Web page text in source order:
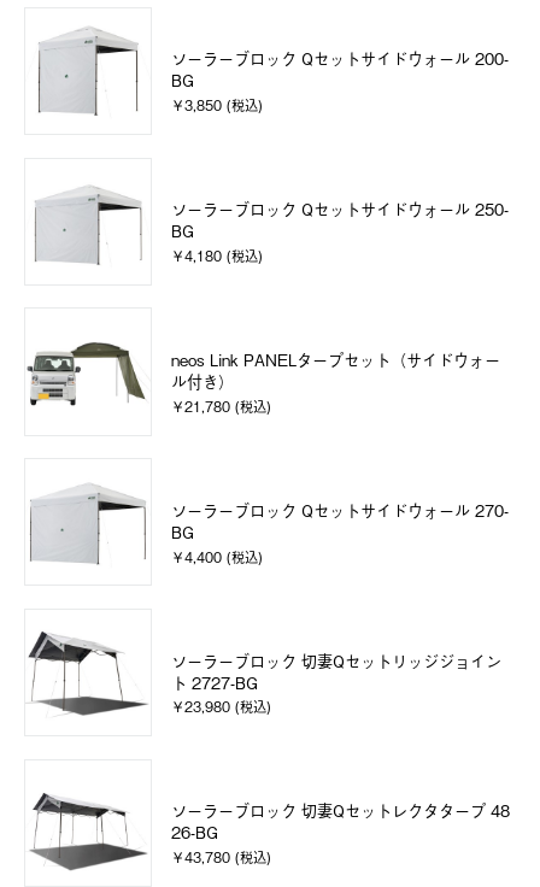
ソーラーブロック Qセットサイドウォール 200-
BG
￥3,850 (税込)
ソーラーブロック Qセットサイドウォール 250-
BG
￥4,180 (税込)
neos Link PANELタープセット（サイドウォー
ル付き）
￥21,780 (税込)
ソーラーブロック Qセットサイドウォール 270-
BG
￥4,400 (税込)
ソーラーブロック 切妻Qセットリッジジョイン
ト 2727-BG
￥23,980 (税込)
ソーラーブロック 切妻Qセットレクタタープ 48
26-BG
￥43,780 (税込)